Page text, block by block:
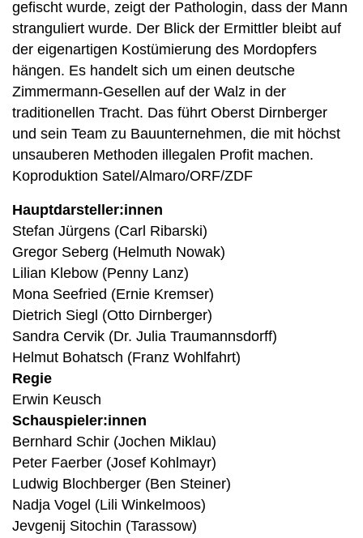
gefischt wurde, zeigt der Pathologin, dass der Mann
stranguliert wurde. Der Blick der Ermittler bleibt auf
der eigenartigen Kostümierung des Mordopfers
hängen. Es handelt sich um einen deutsche
Zimmermann-Gesellen auf der Walz in der
traditionellen Tracht. Das führt Oberst Dirnberger
und sein Team zu Bauunternehmen, die mit höchst
unsauberen Methoden illegalen Profit machen.
Koproduktion Satel/Almaro/ORF/ZDF
Hauptdarsteller:innen
Stefan Jürgens (Carl Ribarski)
Gregor Seberg (Helmuth Nowak)
Lilian Klebow (Penny Lanz)
Mona Seefried (Ernie Kremser)
Dietrich Siegl (Otto Dirnberger)
Sandra Cervik (Dr. Julia Traumannsdorff)
Helmut Bohatsch (Franz Wohlfahrt)
Regie
Erwin Keusch
Schauspieler:innen
Bernhard Schir (Jochen Miklau)
Peter Faerber (Josef Kohlmayr)
Ludwig Blochberger (Ben Steiner)
Nadja Vogel (Lili Winkelmoos)
Jevgenij Sitochin (Tarassow)